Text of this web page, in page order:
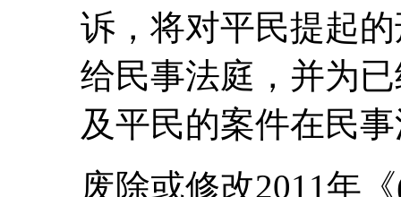
诉，将对平民提起
给民事法庭，并为
及平民的案件在民
废除或修改2011年